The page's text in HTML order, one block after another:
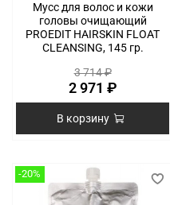
Мусс для волос и кожи
головы очищающий
PROEDIT HAIRSKIN FLOAT
CLEANSING, 145 гр.
3 714 ₽
2 971 ₽
В корзину
-20%